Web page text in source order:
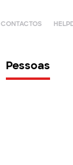
CONTACTOS
Pessoas